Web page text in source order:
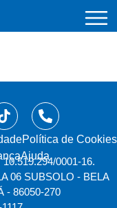
Política de Cookies
Ajuda 0001-16.
06 SUBSOLO - BELA
- 86050-270